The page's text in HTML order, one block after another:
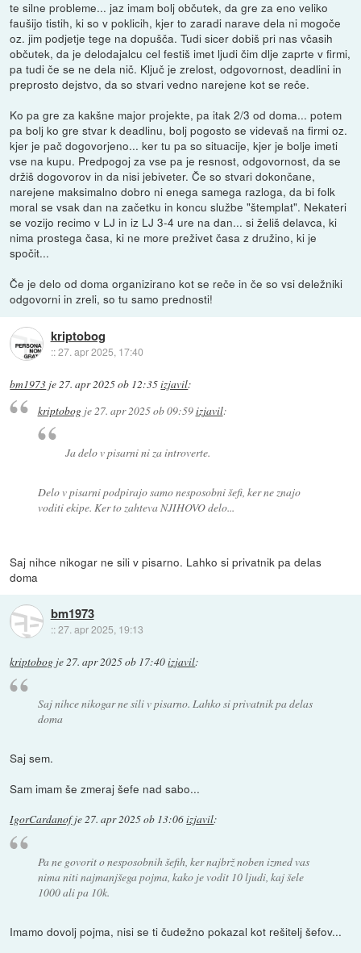
te silne probleme... jaz imam bolj občutek, da gre za eno veliko
faušijo tistih, ki so v poklicih, kjer to zaradi narave dela ni mogoče
oz. jim podjetje tege na dopušča. Tudi sicer dobiš pri nas včasih
občutek, da je delodajalcu cel festiš imet ljudi čim dlje zaprte v firmi,
pa tudi če se ne dela nič. Ključ je zrelost, odgovornost, deadlini in
preprosto dejstvo, da so stvari vedno narejene kot se reče.
Ko pa gre za kakšne major projekte, pa itak 2/3 od doma... potem
pa bolj ko gre stvar k deadlinu, bolj pogosto se videvaš na firmi oz.
kjer je pač dogovorjeno... ker tu pa so situacije, kjer je bolje imeti
vse na kupu. Predpogoj za vse pa je resnost, odgovornost, da se
držiš dogovorov in da nisi jebiveter. Če so stvari dokončane,
narejene maksimalno dobro ni enega samega razloga, da bi folk
moral se vsak dan na začetku in koncu službe "štemplat". Nekateri
se vozijo recimo v LJ in iz LJ 3-4 ure na dan... si želiš delavca, ki
nima prostega časa, ki ne more preživet časa z družino, ki je
spočit...
Če je delo od doma organizirano kot se reče in če so vsi deležniki
odgovorni in zreli, so tu samo prednosti!
kriptobog
::27. apr 2025, 17:40
bm1973 je 27. apr 2025 ob 12:35izjavil:
kriptobogje27. apr 2025 ob 09:59izjavil:
Ja delo v pisarni ni za introverte.
Delo v pisarni podpirajo samo nesposobni šefi, ker ne znajo
voditi ekipe. Ker to zahteva NJIHOVO delo...
Saj nihce nikogar ne sili v pisarno. Lahko si privatnik pa delas
doma
bm1973
::27. apr 2025, 19:13
kriptobog je27. apr 2025 ob 17:40izjavil:
Saj nihce nikogar ne sili v pisarno. Lahko si privatnik pa delas
doma
Saj sem.
Sam imam še zmeraj šefe nad sabo...
IgorCardanofje27. apr 2025 ob 13:06izjavil:
Pa ne govorit o nesposobnih šefih, ker najbrž noben izmed vas
nima niti najmanjšega pojma, kako je vodit 10 ljudi, kaj šele
1000 ali pa 10k.
Imamo dovolj pojma, nisi se ti čudežno pokazal kot rešitelj šefov...